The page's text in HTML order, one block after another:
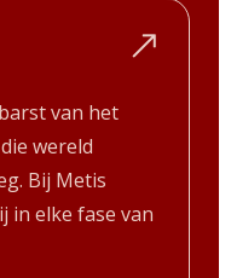
van het
wereld
Bij Metis
in elke fase van